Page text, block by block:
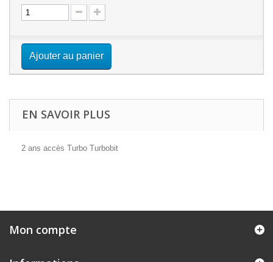
Ajouter au panier
EN SAVOIR PLUS
2 ans accès Turbo Turbobit
Mon compte